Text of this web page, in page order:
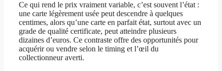
Ce qui rend le prix vraiment variable, c’est souvent l’état :
une carte légèrement usée peut descendre à quelques
centimes, alors qu’une carte en parfait état, surtout avec un
grade de qualité certificate, peut atteindre plusieurs
dizaines d’euros. Ce contraste offre des opportunités pour
acquérir ou vendre selon le timing et l’œil du
collectionneur averti.